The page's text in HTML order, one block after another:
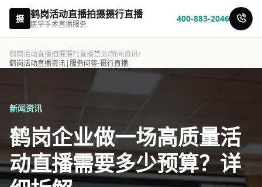
摄 鹤岗活动直播拍摄摄行直播
医学手术直播服务
400-883-2046
鹤岗活动直播拍摄摄行直播首页/新闻资讯/
鹤岗活动直播资讯|服务问答-摄行直播
新闻资讯
鹤岗企业做一场高质量活
动直播需要多少预算？详